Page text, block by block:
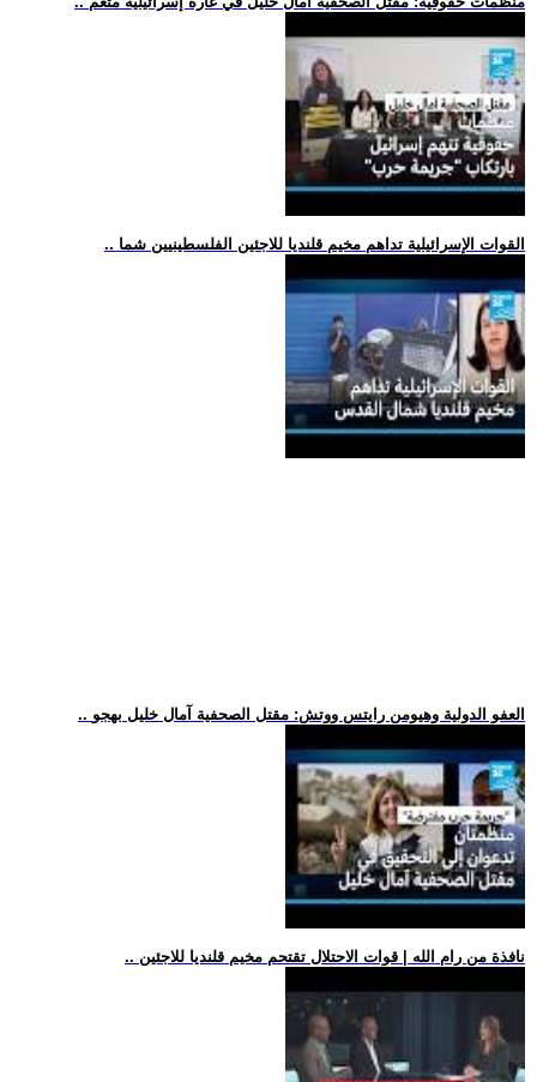
.. القوات الإسرائيلية تداهم مخيم قلنديا للاجئين الفلسطينيين شما
.. العفو الدولية وهيومن رايتس ووتش: مقتل الصحفية آمال خليل بهجو
.. نافذة من رام الله | قوات الاحتلال تقتحم مخيم قلنديا للاجئين